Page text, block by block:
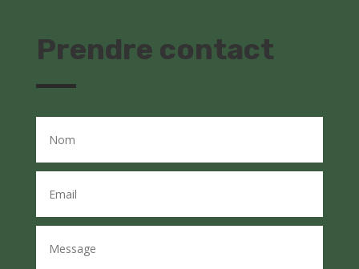
Prendre contact